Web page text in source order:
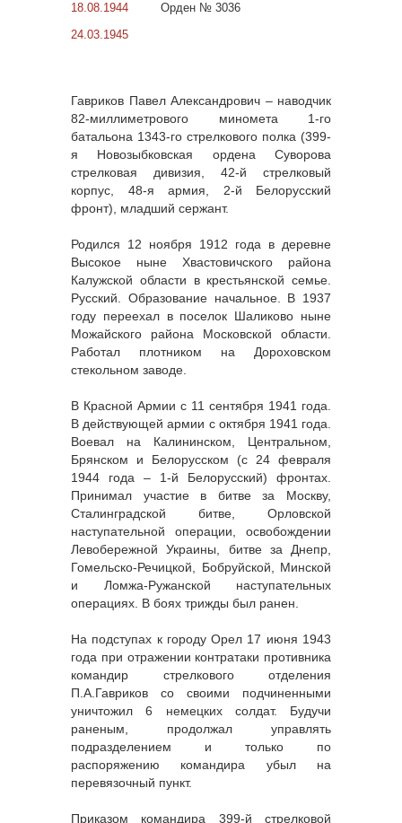
18.08.1944
Орден № 3036
24.03.1945
Гавриков Павел Александрович – наводчик
82-миллиметрового миномета 1-го
батальона 1343-го стрелкового полка (399-
я Новозыбковская ордена Суворова
стрелковая дивизия, 42-й стрелковый
корпус, 48-я армия, 2-й Белорусский
фронт), младший сержант.
Родился 12 ноября 1912 года в деревне
Высокое ныне Хвастовичского района
Калужской области в крестьянской семье.
Русский. Образование начальное. В 1937
году переехал в поселок Шаликово ныне
Можайского района Московской области.
Работал плотником на Дороховском
стекольном заводе.
В Красной Армии с 11 сентября 1941 года.
В действующей армии с октября 1941 года.
Воевал на Калининском, Центральном,
Брянском и Белорусском (с 24 февраля
1944 года – 1-й Белорусский) фронтах.
Принимал участие в битве за Москву,
Сталинградской битве, Орловской
наступательной операции, освобождении
Левобережной Украины, битве за Днепр,
Гомельско-Речицкой, Бобруйской, Минской
и Ломжа-Ружанской наступательных
операциях. В боях трижды был ранен.
На подступах к городу Орел 17 июня 1943
года при отражении контратаки противника
командир стрелкового отделения
П.А.Гавриков со своими подчиненными
уничтожил 6 немецких солдат. Будучи
раненым, продолжал управлять
подразделением и только по
распоряжению командира убыл на
перевязочный пункт.
Приказом командира 399-й стрелковой